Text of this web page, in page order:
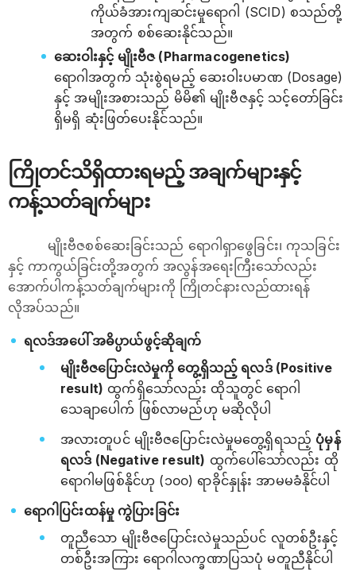
ကိုယ်ခံအားကျဆင်းမှုရောဂါ (SCID) စသည်တို့
အတွက် စစ်ဆေးနိုင်သည်။
ဆေးဝါးနှင့် မျိုးဗီဇ (Pharmacogenetics)
ရောဂါအတွက် သုံးစွဲရမည့် ဆေးဝါးပမာဏ (Dosage)
နှင့် အမျိုးအစားသည် မိမိ၏ မျိုးဗီဇနှင့် သင့်တော်ခြင်း
ရှိမရှိ ဆုံးဖြတ်ပေးနိုင်သည်။
ကြိုတင်သိရှိထားရမည့် အချက်များနှင့်
ကန့်သတ်ချက်များ
မျိုးဗီဇစစ်ဆေးခြင်းသည် ရောဂါရှာဖွေခြင်း၊ ကုသခြင်း
နှင့် ကာကွယ်ခြင်းတို့အတွက် အလွန်အရေးကြီးသော်လည်း
အောက်ပါကန့်သတ်ချက်များကို ကြိုတင်နားလည်ထားရန်
လိုအပ်သည်။
ရလဒ်အပေါ် အဓိပ္ပာယ်ဖွင့်ဆိုချက်
မျိုးဗီဇပြောင်းလဲမှုကို တွေ့ရှိသည့် ရလဒ် (Positive
result) ထွက်ရှိသော်လည်း ထိုသူတွင် ရောဂါ
သေချာပေါက် ဖြစ်လာမည်ဟု မဆိုလိုပါ
အလားတူပင် မျိုးဗီဇပြောင်းလဲမှုမတွေ့ရှိရသည့် ပုံမှန်
ရလဒ် (Negative result) ထွက်ပေါ်သော်လည်း ထို
ရောဂါမဖြစ်နိုင်ဟု (၁၀၀) ရာခိုင်နှုန်း အာမမခံနိုင်ပါ
ရောဂါပြင်းထန်မှု ကွဲပြားခြင်း
တူညီသော မျိုးဗီဇပြောင်းလဲမှုသည်ပင် လူတစ်ဦးနှင့်
တစ်ဦးအကြား ရောဂါလက္ခဏာပြသပုံ မတူညီနိုင်ပါ